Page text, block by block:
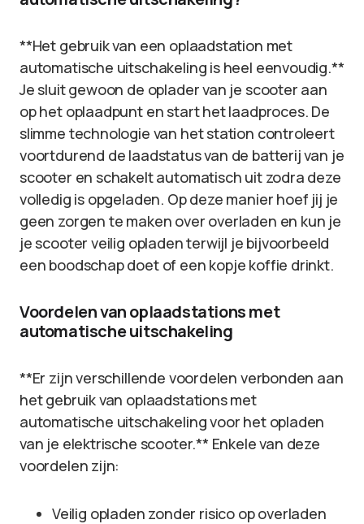
**Het gebruik van een oplaadstation met
automatische uitschakeling is heel eenvoudig.**
Je sluit gewoon de oplader van je scooter aan
op het oplaadpunt en start het laadproces. De
slimme technologie van het station controleert
voortdurend de laadstatus van de batterij van je
scooter en schakelt automatisch uit zodra deze
volledig is opgeladen. Op deze manier hoef jij je
geen zorgen te maken over overladen en kun je
je scooter veilig opladen terwijl je bijvoorbeeld
een boodschap doet of een kopje koffie drinkt.
Voordelen van oplaadstations met
automatische uitschakeling
**Er zijn verschillende voordelen verbonden aan
het gebruik van oplaadstations met
automatische uitschakeling voor het opladen
van je elektrische scooter.** Enkele van deze
voordelen zijn:
Veilig opladen zonder risico op overladen